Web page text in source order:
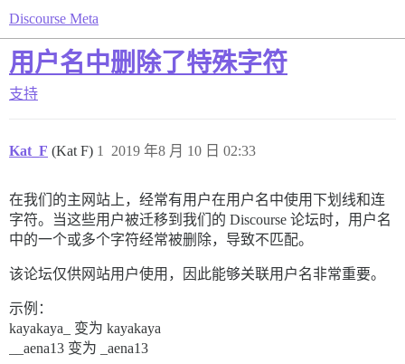
Discourse Meta
用户名中删除了特殊字符
支持
Kat_F (Kat F) 2019 年8 月 10 日 02:33
1
在我们的主网站上，经常有用户在用户名中使用下划线和连
字符。当这些用户被迁移到我们的 Discourse 论坛时，用户名
中的一个或多个字符经常被删除，导致不匹配。
该论坛仅供网站用户使用，因此能够关联用户名非常重要。
示例：
kayakaya_ 变为 kayakaya
__aena13 变为 _aena13